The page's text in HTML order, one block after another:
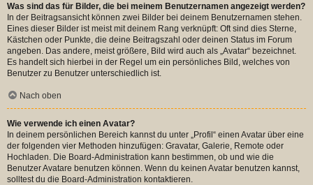
Was sind das für Bilder, die bei meinem Benutzernamen angezeigt werden?
In der Beitragsansicht können zwei Bilder bei deinem Benutzernamen stehen.
Eines dieser Bilder ist meist mit deinem Rang verknüpft: Oft sind dies Sterne,
Kästchen oder Punkte, die deine Beitragszahl oder deinen Status im Forum
angeben. Das andere, meist größere, Bild wird auch als „Avatar“ bezeichnet.
Es handelt sich hierbei in der Regel um ein persönliches Bild, welches von
Benutzer zu Benutzer unterschiedlich ist.
Nach oben
Wie verwende ich einen Avatar?
In deinem persönlichen Bereich kannst du unter „Profil“ einen Avatar über eine
der folgenden vier Methoden hinzufügen: Gravatar, Galerie, Remote oder
Hochladen. Die Board-Administration kann bestimmen, ob und wie die
Benutzer Avatare benutzen können. Wenn du keinen Avatar benutzen kannst,
solltest du die Board-Administration kontaktieren.